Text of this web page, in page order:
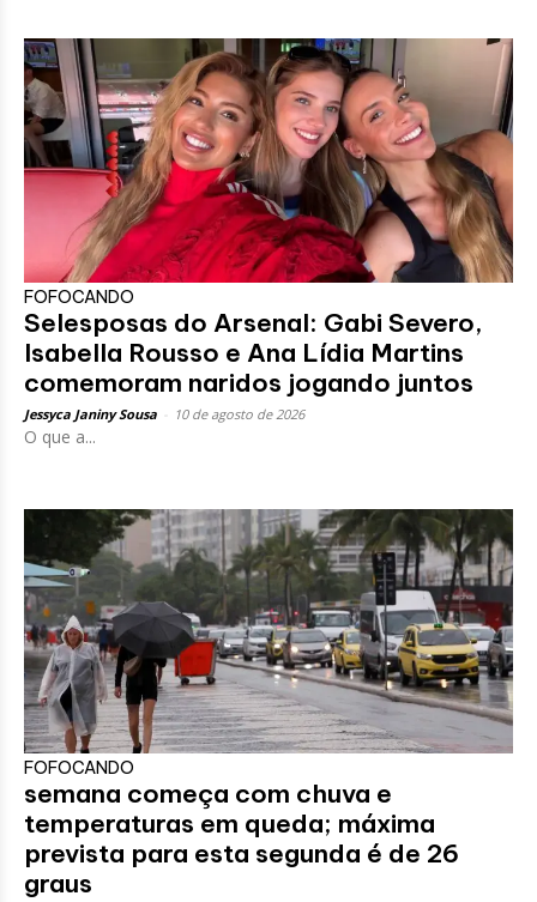
FOFOCANDO
Selesposas do Arsenal: Gabi Severo,
Isabella Rousso e Ana Lídia Martins
comemoram naridos jogando juntos
Jessyca Janiny Sousa 10 de agosto de 2026
O que a...
FOFOCANDO
semana começa com chuva e
temperaturas em queda; máxima
prevista para esta segunda é de 26
graus